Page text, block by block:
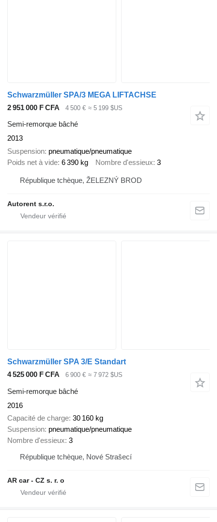
Schwarzmüller SPA/3 MEGA LIFTACHSE
2 951 000 F CFA
4 500 € ≈ 5 199 $US
Semi-remorque bâché
2013
Suspension pneumatique/pneumatique
Poids net à vide 6 390 kg Nombre d'essieux 3
République tchèque, ŽELEZNÝ BROD
Autorent s.r.o.
Schwarzmüller SPA 3/E Standart
4 525 000 F CFA
6 900 € ≈ 7 972 $US
Semi-remorque bâché
2016
Capacité de charge 30 160 kg
Suspension pneumatique/pneumatique
Nombre d'essieux 3
République tchèque, Nové Strašecí
AR car - CZ s. r. o